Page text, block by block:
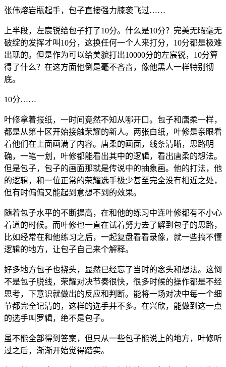
张伟熔岩瓶起手，包子直接强力膝袭飞过……
上半段，左宸锐给包子打了10分。什么是10分？完美无暇毫无
破绽的发挥才叫10分，这换任何一个人来打分，10分都是极难
出现的。但是作为可以给美貌打出10000分的左宸锐，10分算
得了什么？在这方面他倒是毫不吝啬，像他黑人一样特别彻
底。
10分……
叶修拿着报纸，一时间竟然不知从哪开口。包子和唐柔一样，
都是从第十区开始接触荣耀的新人。两张白纸，叶修是亲眼看
着他们在上面画满了内容。唐柔的画面，线条清晰，思路明
确，一笔一划，叶修都能看出其中的逻辑，看出唐柔的想法。
但是包子，包子的画面那就是传说中的抽象画。他的打法，他
的逻辑，和一位正常的荣耀选手极少甚至完全没有相近之处，
但有时偏偏又能起到意想不到的效果。
随着包子水平的不断提高，在和他的练习中连叶修都有不小心
着道的时候。而叶修也一直在试着努力去了解到包子的思路，
比如经常在和他练习之后，一起复盘看看录像，就一些搞不懂
逻辑的地方，让包子自己来个解释。
好多地方包子也挠头，显然已经忘了当时的念头和想法。这倒
不是包子脱线，荣耀对决节奏很快，很多时候的操作都是不经
思考，下意识就做出的反应和判断。能将一场对决中每一个细
节都完全记清的，这样的选手并不多。在兴欣，能做到这一点
的选手叫罗辑，绝不是包子。
虽不能全部得到答案，但只从一些包子能说上的地方，叶修听
过之后，渐渐开始觉得踏实。